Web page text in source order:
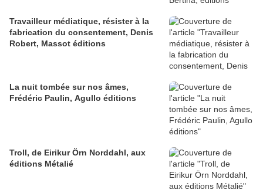
Travailleur médiatique, résister à la
fabrication du consentement, Denis
Robert, Massot éditions
La nuit tombée sur nos âmes,
Frédéric Paulin, Agullo éditions
Troll, de Eirikur Örn Norddahl, aux
éditions Métalié